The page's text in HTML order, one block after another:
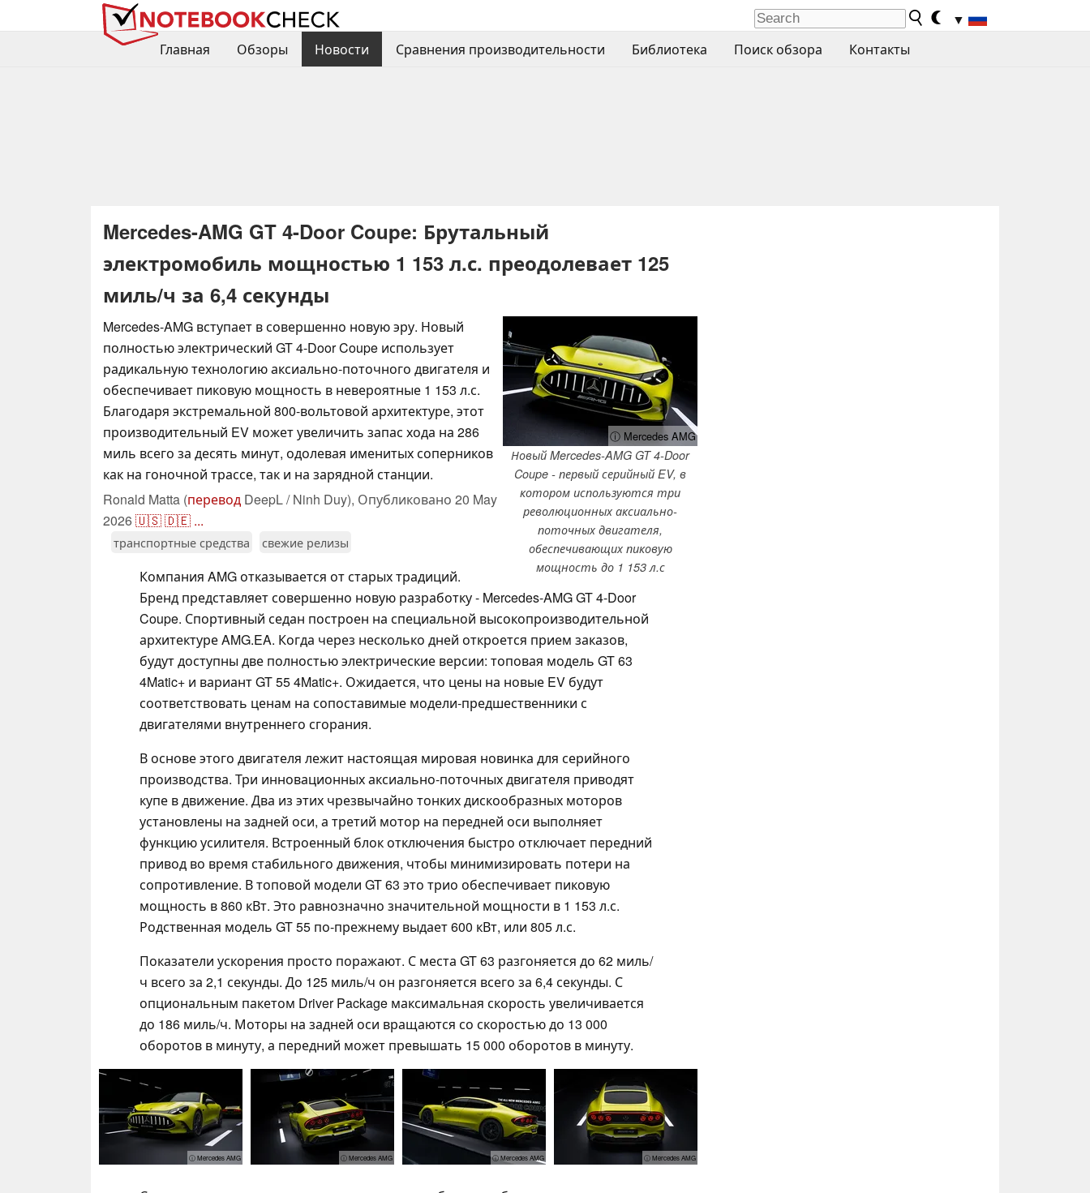
▼
Главная
Обзоры Новости Сравнения производительности Библиотека Поиск обзора Контакты
Mercedes-AMG GT 4-Door Coupe: Брутальный
электромобиль мощностью 1 153 л.с. преодолевает 125
миль/ч за 6,4 секунды
ⓘ Mercedes AMG
Новый Mercedes-AMG GT 4-Door
Coupe - первый серийный EV, в
котором используются три
революционных аксиально-
поточных двигателя,
обеспечивающих пиковую
мощность до 1 153 л.с
Mercedes-AMG вступает в совершенно новую эру. Новый
полностью электрический GT 4-Door Coupe использует
радикальную технологию аксиально-поточного двигателя и
обеспечивает пиковую мощность в невероятные 1 153 л.с.
Благодаря экстремальной 800-вольтовой архитектуре, этот
производительный EV может увеличить запас хода на 286
миль всего за десять минут, одолевая именитых соперников
как на гоночной трассе, так и на зарядной станции.
Ronald Matta (перевод DeepL / Ninh Duy), Опубликовано 20 May
2026🇺🇸🇩🇪 ...
транспортные средства свежие релизы
Компания AMG отказывается от старых традиций.
Бренд представляет совершенно новую разработку - Mercedes-AMG GT 4-Door
Coupe. Спортивный седан построен на специальной высокопроизводительной
архитектуре AMG.EA. Когда через несколько дней откроется прием заказов,
будут доступны две полностью электрические версии: топовая модель GT 63
4Matic+ и вариант GT 55 4Matic+. Ожидается, что цены на новые EV будут
соответствовать ценам на сопоставимые модели-предшественники с
двигателями внутреннего сгорания.
В основе этого двигателя лежит настоящая мировая новинка для серийного
производства. Три инновационных аксиально-поточных двигателя приводят
купе в движение. Два из этих чрезвычайно тонких дискообразных моторов
установлены на задней оси, а третий мотор на передней оси выполняет
функцию усилителя. Встроенный блок отключения быстро отключает передний
привод во время стабильного движения, чтобы минимизировать потери на
сопротивление. В топовой модели GT 63 это трио обеспечивает пиковую
мощность в 860 кВт. Это равнозначно значительной мощности в 1 153 л.с.
Родственная модель GT 55 по-прежнему выдает 600 кВт, или 805 л.с.
Показатели ускорения просто поражают. С места GT 63 разгоняется до 62 миль/
ч всего за 2,1 секунды. До 125 миль/ч он разгоняется всего за 6,4 секунды. С
опциональным пакетом Driver Package максимальная скорость увеличивается
до 186 миль/ч. Моторы на задней оси вращаются со скоростью до 13 000
оборотов в минуту, а передний может превышать 15 000 оборотов в минуту.
ⓘ Mercedes AMG ⓘ Mercedes AMG ⓘ Mercedes AMG ⓘ Mercedes AMG